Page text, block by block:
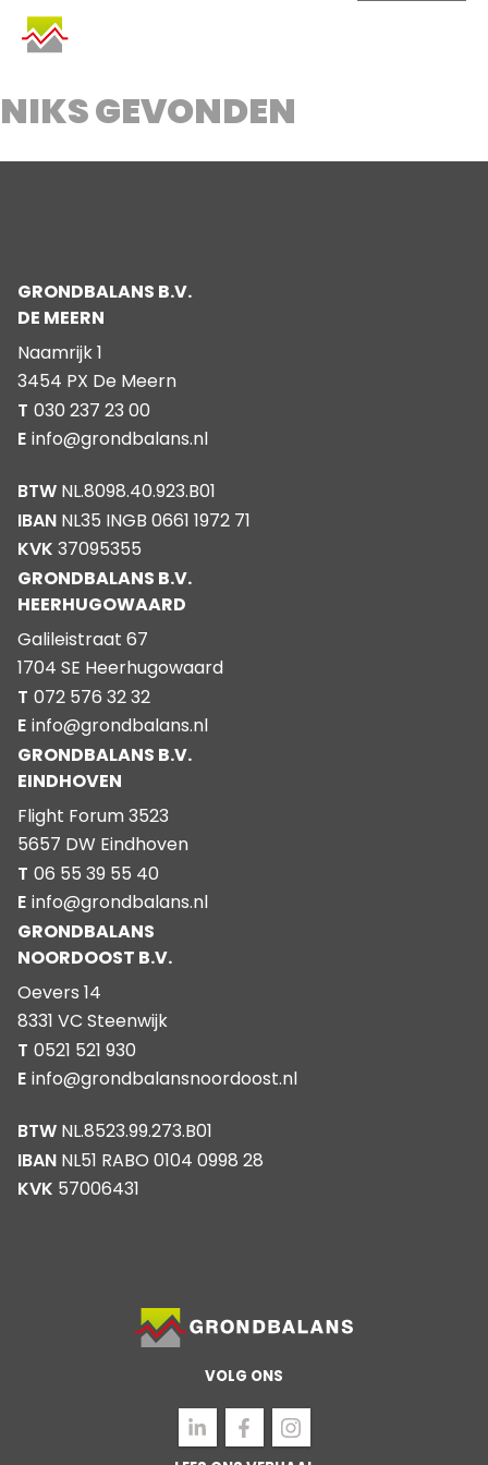
TO
CONTENT
NIKS GEVONDEN
GRONDBALANS B.V.
DE MEERN
Naamrijk 1
3454 PX De Meern
T 030 237 23 00
E info@grondbalans.nl
BTW NL.8098.40.923.B01
IBAN NL35 INGB 0661 1972 71
KVK 37095355
GRONDBALANS B.V.
HEERHUGOWAARD
Galileistraat 67
1704 SE Heerhugowaard
T 072 576 32 32
E info@grondbalans.nl
GRONDBALANS B.V.
EINDHOVEN
Flight Forum 3523
5657 DW Eindhoven
T 06 55 39 55 40
E info@grondbalans.nl
GRONDBALANS
NOORDOOST B.V.
Oevers 14
8331 VC Steenwijk
T 0521 521 930
E info@grondbalansnoordoost.nl
BTW NL.8523.99.273.B01
IBAN NL51 RABO 0104 0998 28
KVK 57006431
VOLG ONS